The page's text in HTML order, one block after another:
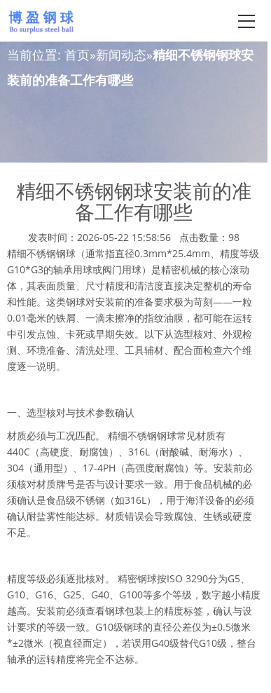
当前位置: 首页 新闻动态 精细不锈钢钢球安
装前的准备工作有哪些
精细不锈钢钢球安装前的准
备工作有哪些
发表时间：2026-05-22 15:58:56
点击数量：98
精细不锈钢钢球（通常指直径0.3mm*25.4mm、精度等级
G10*G3的轴承用球或阀门用球）是精密机械的核心滚动
体，其表面质量、尺寸精度和清洁度直接决定整机的寿命
和性能。这类钢球对安装前的准备要求极为苛刻——一粒
0.01毫米的铁屑、一滴未擦净的指纹油膜，都可能在运转
中引发点蚀、卡死或早期失效。以下从选型核对、外观检
测、环境准备、清洗处理、工具辅材、配合面检查六个维
度逐一说明。
一、选型核对与技术参数确认
材质必须与工况匹配。 精细不锈钢钢球常见材质有
440C（高硬度、耐腐蚀）、316L（耐酸碱、耐海水）、
304（通用型）、17-4PH（高强度耐腐蚀）等。安装前必
须核对材质牌号是否与设计要求一致。用于食品机械的必
须确认是食品级不锈钢（如316L），用于海洋设备的必须
确认耐盐雾性能达标。材质错误会导致腐蚀、生锈或硬度
不足。
精度等级必须逐批核对。 精密钢球按ISO 3290分为G5、
G10、G16、G25、G40、G100等多个等级，数字越小精度
越高。安装前必须查看钢球包装上的精度标签，确认与设
计要求的等级一致。G10级钢球的直径公差仅为±0.5微米
*±2微米（视直径而定），若误用G40级替代G10级，整台
轴承的运转精度将完全不达标。